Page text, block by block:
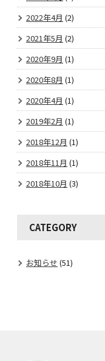
2022年4月 (2)
2021年5月 (2)
2020年9月 (1)
2020年8月 (1)
2020年4月 (1)
2019年2月 (1)
2018年12月 (1)
2018年11月 (1)
2018年10月 (3)
CATEGORY
お知らせ (51)